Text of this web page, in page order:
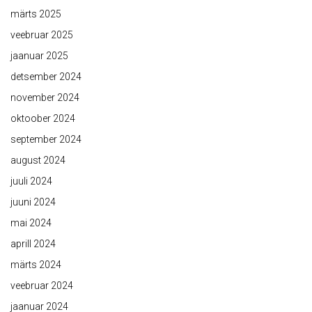
märts 2025
veebruar 2025
jaanuar 2025
detsember 2024
november 2024
oktoober 2024
september 2024
august 2024
juuli 2024
juuni 2024
mai 2024
aprill 2024
märts 2024
veebruar 2024
jaanuar 2024